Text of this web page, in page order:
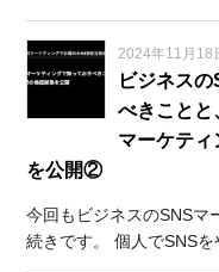
2024年11月18
ビジネス
べきことと
マーケテ
を公開②
今回もビジネスのSNSマ
続きです。 個人でSNS